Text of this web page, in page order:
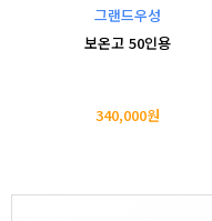
그랜드우성
보온고 50인용
340,000원